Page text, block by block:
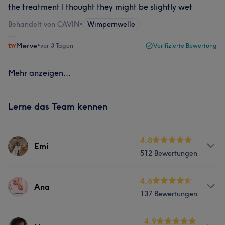
the treatment I thought they might be slightly wet
Behandelt von CAVIN• Wimpernwelle
Merve•vor 3 Tagen Verifizierte Bewertung
Mehr anzeigen...
Lerne das Team kennen
Emi
4.8
512 Bewertungen
Services
Ana
4.6
137 Bewertungen
Services 4.9